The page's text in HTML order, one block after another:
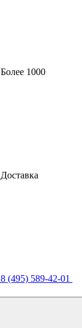
Более 1000
Доставка
8 (495) 589-42-01